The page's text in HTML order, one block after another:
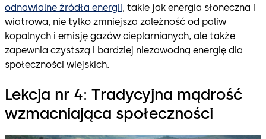
odnawialne źródła energii, takie jak energia słoneczna i
wiatrowa, nie tylko zmniejsza zależność od paliw
kopalnych i emisję gazów cieplarnianych, ale także
zapewnia czystszą i bardziej niezawodną energię dla
społeczności wiejskich.
Lekcja nr 4: Tradycyjna mądrość
wzmacniająca społeczności